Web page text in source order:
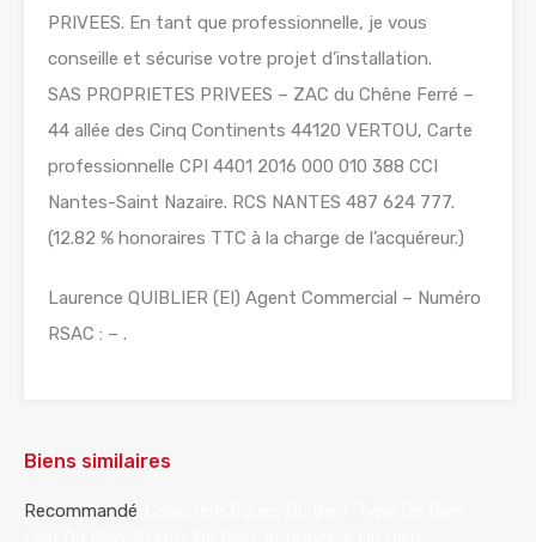
PRIVEES. En tant que professionnelle, je vous
conseille et sécurise votre projet d’installation.
SAS PROPRIETES PRIVEES – ZAC du Chêne Ferré –
44 allée des Cinq Continents 44120 VERTOU, Carte
professionnelle CPI 4401 2016 000 010 388 CCI
Nantes-Saint Nazaire. RCS NANTES 487 624 777.
(12.82 % honoraires TTC à la charge de l’acquéreur.)
Laurence QUIBLIER (EI) Agent Commercial – Numéro
RSAC : – .
Biens similaires
Recommandé